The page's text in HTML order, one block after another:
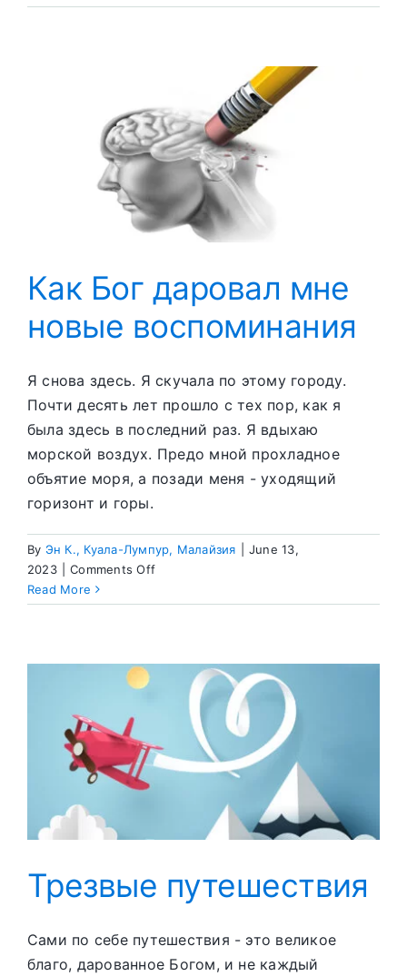
с
Как Бог даровал мне
новые воспоминания
Я снова здесь. Я скучала по этому городу.
Почти десять лет прошло с тех пор, как я
была здесь в последний раз. Я вдыхаю
морской воздух. Предо мной прохладное
объятие моря, а позади меня - уходящий
горизонт и горы.
By Эн К., Куала-Лумпур, Малайзия
June 13,
2023
Comments Offon
Бог
новые
воспоминания
Read More
Трезвые путешествия
Сами по себе путешествия - это великое
благо, дарованное Богом, и не каждый